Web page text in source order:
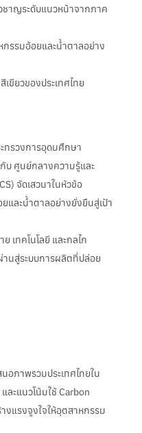
ชาญระดับแนวหน้าจากภาค
รรมอ้อยและน้ำตาลอย่าง
ขียวของประเทศไทย
ทรวงการอุดมศึกษา
บ ศูนย์กลางความรู้และ
จัดเสวนาในหัวข้อ
ละน้ำตาลอย่างยั่งยืนสู่เป้า
เทคโนโลยี และกลไก
นสู่ระบบการผลิตที่ปล่อย
อภาพรวมประเทศไทยใน
ละแนวโน้มใช้ Carbon
งแรงจูงใจให้อุตสาหกรรม